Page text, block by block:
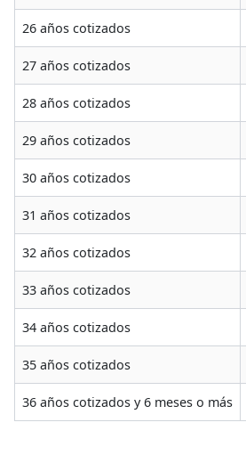
26 años cotizados
27 años cotizados
28 años cotizados
29 años cotizados
30 años cotizados
31 años cotizados
32 años cotizados
33 años cotizados
34 años cotizados
35 años cotizados
36 años cotizados y 6 meses o más